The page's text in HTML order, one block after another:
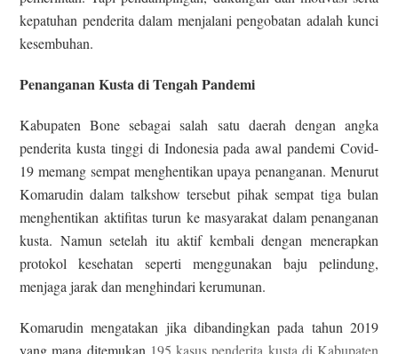
kepatuhan penderita dalam menjalani pengobatan adalah kunci
kesembuhan.
Penanganan Kusta di Tengah Pandemi
Kabupaten Bone sebagai salah satu daerah dengan angka
penderita kusta tinggi di Indonesia pada awal pandemi Covid-
19 memang sempat menghentikan upaya penanganan. Menurut
Komarudin dalam talkshow tersebut pihak sempat tiga bulan
menghentikan aktifitas turun ke masyarakat dalam penanganan
kusta. Namun setelah itu aktif kembali dengan menerapkan
protokol kesehatan seperti menggunakan baju pelindung,
menjaga jarak dan menghindari kerumunan.
Komarudin mengatakan jika dibandingkan pada tahun 2019
yang mana ditemukan 195 kasus penderita kusta di Kabupaten